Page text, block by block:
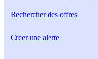
Rechercherdes offres
Créer une alerte